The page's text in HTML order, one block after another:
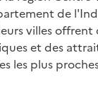
de
villes offrent
et des
les plus